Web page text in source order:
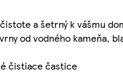
a šetrný k vášmu
od vodného kameňa,
čistiace častice